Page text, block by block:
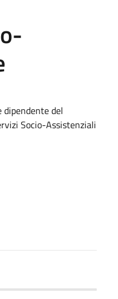
dipendente del
Socio-Assistenziali